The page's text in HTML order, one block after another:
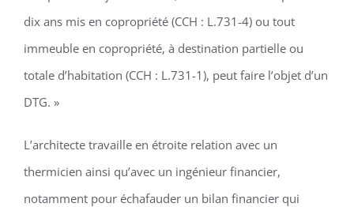
dix ans mis en copropriété (CCH : L.731-4) ou tout
immeuble en copropriété, à destination partielle ou
totale d’habitation (CCH : L.731-1), peut faire l’objet d’un
DTG. »
L’architecte travaille en étroite relation avec un
thermicien ainsi qu’avec un ingénieur financier,
notamment pour échafauder un bilan financier qui